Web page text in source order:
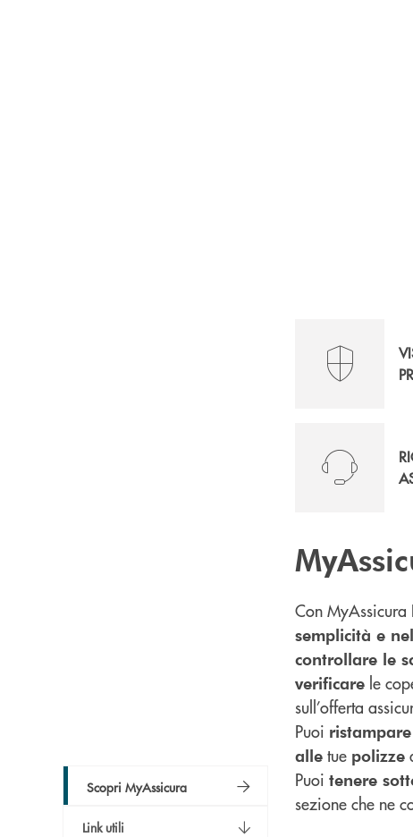
Scopri MyAssicura
Link utili
Con MyAssicura
semplicità e
controllare le
verificare le
sull’offerta
Puoi ristampare
alle tue polizze
Puoi tenere
sezione che ne